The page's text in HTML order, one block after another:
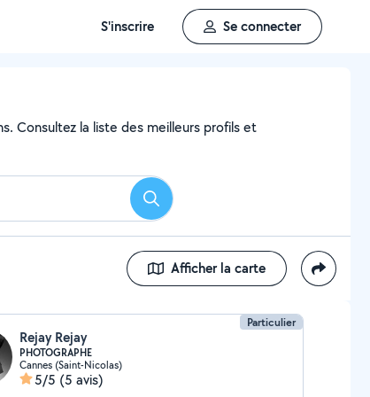
S'inscrire Se connecter
Consultez la liste des meilleurs profils et
Rechercher
Afficher la carte
Particulier
Rejay Rejay
PHOTOGRAPHE
Cannes (Saint-Nicolas)
5/5 (5 avis)